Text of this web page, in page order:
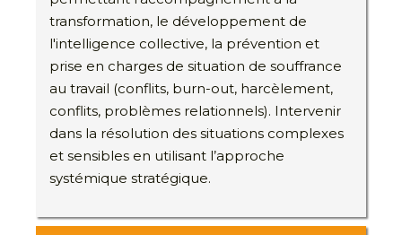
transformation, le développement de
l'intelligence collective, la prévention et
prise en charges de situation de souffrance
au travail (conflits, burn-out, harcèlement,
conflits, problèmes relationnels). Intervenir
dans la résolution des situations complexes
et sensibles en utilisant l’approche
systémique stratégique.